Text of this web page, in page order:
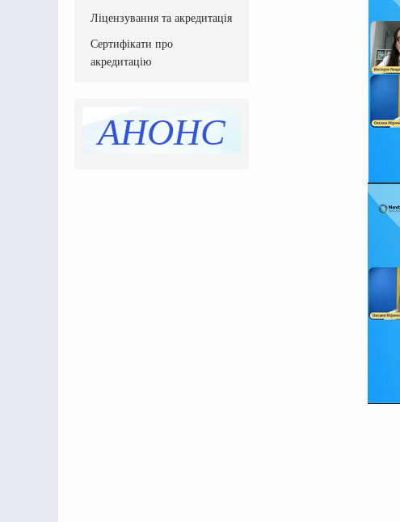
Етапи вступної кампанії
Інструкція системи подання заяв
в електронній формі
Додаткова інформація
Ліцензування та акредитація
Сертифікати про
акредитацію
АНОНС